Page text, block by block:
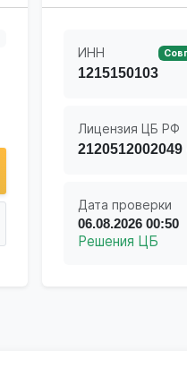
ИНН
1215150103
Лицензия ЦБ РФ
Дата проверки
06.08.2026 00:50
Решения ЦБ